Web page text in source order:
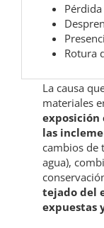
Rotura
La causa
materiales
exposición
las
cambios de
agua),
tejado del
expuestas